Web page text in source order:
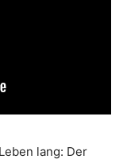
lang: Der